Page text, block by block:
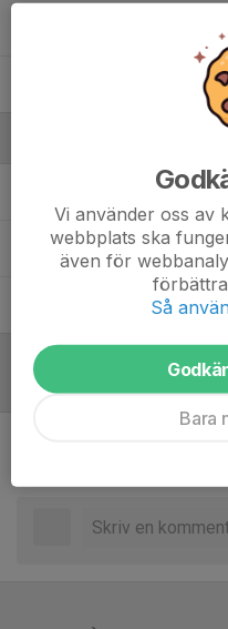
25. Filiph Winterberg ,
Mikael Brostedt
Anna Hassinen
Christer Pettersson
Referat
Vi använder oss av
webbplats ska
även för
Så
Bara